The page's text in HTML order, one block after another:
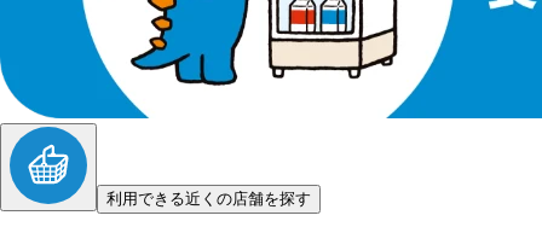
利用できる近くの店舗を探す